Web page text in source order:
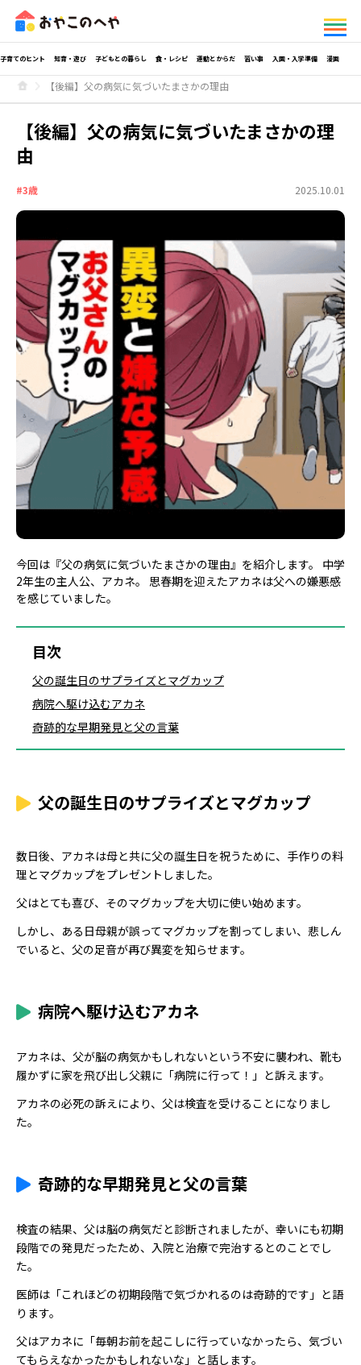
子育てのヒント 知育・遊び 子どもとの暮らし 食・レシピ 運動とからだ 習い事 入園・入学準備 漫画
【後編】父の病気に気づいたまさかの理由
【後編】父の病気に気づいたまさかの理
由
#3歳 2025.10.01
今回は『父の病気に気づいたまさかの理由』を紹介します。 中学
2年生の主人公、アカネ。 思春期を迎えたアカネは父への嫌悪感
を感じていました。
目次
父の誕生日のサプライズとマグカップ
病院へ駆け込むアカネ
奇跡的な早期発見と父の言葉
父の誕生日のサプライズとマグカップ
数日後、アカネは母と共に父の誕生日を祝うために、手作りの料
理とマグカップをプレゼントしました。
父はとても喜び、そのマグカップを大切に使い始めます。
しかし、ある日母親が誤ってマグカップを割ってしまい、悲しん
でいると、父の足音が再び異変を知らせます。
病院へ駆け込むアカネ
アカネは、父が脳の病気かもしれないという不安に襲われ、靴も
履かずに家を飛び出し父親に「病院に行って！」と訴えます。
アカネの必死の訴えにより、父は検査を受けることになりまし
た。
奇跡的な早期発見と父の言葉
検査の結果、父は脳の病気だと診断されましたが、幸いにも初期
段階での発見だったため、入院と治療で完治するとのことでし
た。
医師は「これほどの初期段階で気づかれるのは奇跡的です」と語
ります。
父はアカネに「毎朝お前を起こしに行っていなかったら、気づい
てもらえなかったかもしれないな」と話します。